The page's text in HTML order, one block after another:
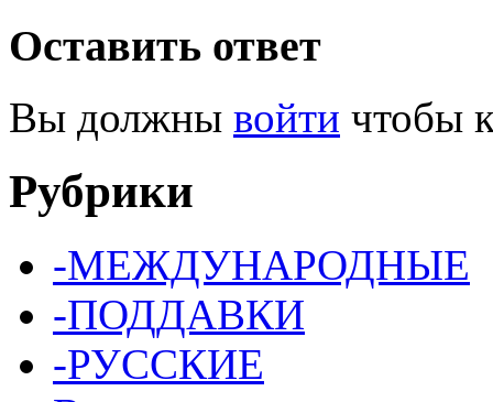
Оставить ответ
Вы должны войти чтобы
Рубрики
-МЕЖДУНАРОДНЫЕ
-ПОДДАВКИ
-РУССКИЕ